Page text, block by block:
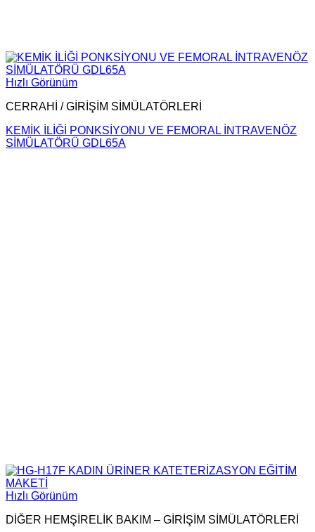
Hızlı Görünüm
CERRAHİ / GİRİŞİM SİMÜLATÖRLERİ
KEMİK İLİĞİ PONKSİYONU VE FEMORAL İNTRAVENÖZ
SİMÜLATÖRÜ GDL65A
Hızlı Görünüm
DİĞER HEMŞİRELİK BAKIM – GİRİŞİM SİMÜLATÖRLERİ